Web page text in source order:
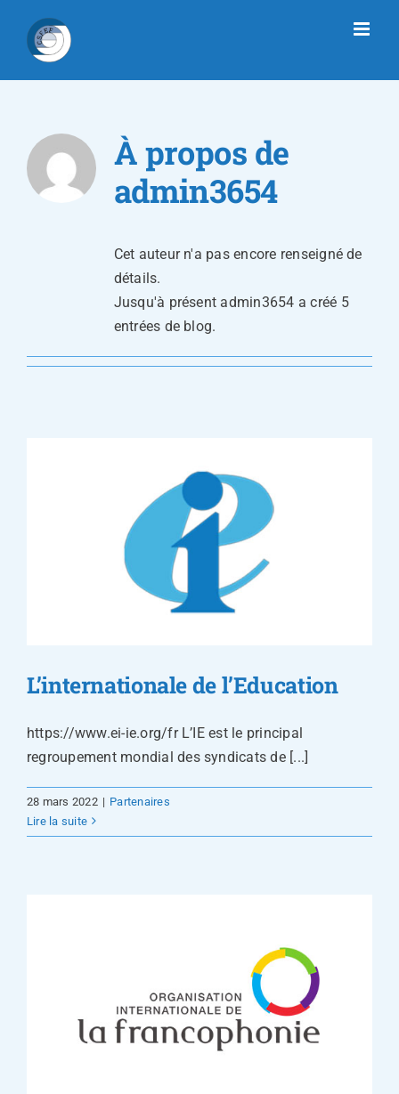
contenu
À propos de
admin3654
Cet auteur n'a pas encore renseigné de
détails.
Jusqu'à présent admin3654 a créé 5
entrées de blog.
L’internationale de l’Education
https://www.ei-ie.org/fr L’IE est le principal
regroupement mondial des syndicats de [...]
28 mars 2022 | Partenaires
Lire la suite